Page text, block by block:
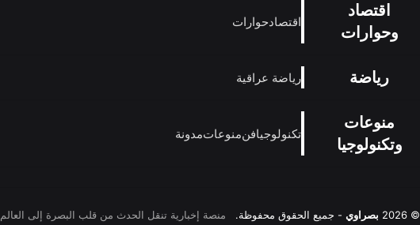
اقتصاد
وحوارات
اقتصادحوارات
رياضة رياضة عراقية
منوعات
وتكنولوجيا
تكنولوجيافنمنوعاتمدونة
© 2026 بصراوي - جميع الحقوق محفوظة. منصة إخبارية تنقل الحدث من قلب البصرة إلى العالم